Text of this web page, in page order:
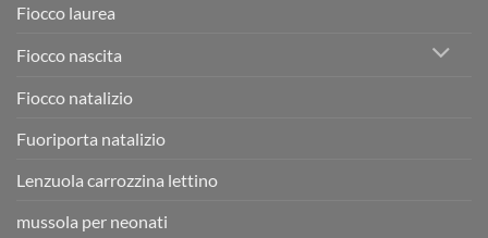
Fiocco laurea
Fiocco nascita
Fiocco natalizio
Fuoriporta natalizio
Lenzuola carrozzina lettino
mussola per neonati